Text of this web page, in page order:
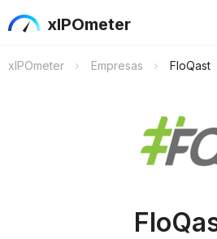
xIPOmeter
xIPOmeter Empresas FloQast